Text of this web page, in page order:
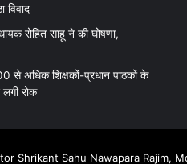
विवाद
रोहित साहू ने की घोषणा,
से अधिक शिक्षकों-प्रधान पाठकों के
रोक
Shrikant Sahu Nawapara Rajim,